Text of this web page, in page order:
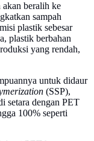
akan beralih ke
sampah
plastik sebesar
plastik berbahan
yang rendah,
untuk didaur
(SSP),
setara dengan PET
100% seperti